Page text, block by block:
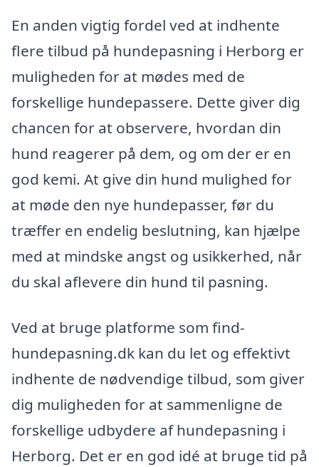
En anden vigtig fordel ved at indhente
flere tilbud på hundepasning i Herborg er
muligheden for at mødes med de
forskellige hundepassere. Dette giver dig
chancen for at observere, hvordan din
hund reagerer på dem, og om der er en
god kemi. At give din hund mulighed for
at møde den nye hundepasser, før du
træffer en endelig beslutning, kan hjælpe
med at mindske angst og usikkerhed, når
du skal aflevere din hund til pasning.
Ved at bruge platforme som find-
hundepasning.dk kan du let og effektivt
indhente de nødvendige tilbud, som giver
dig muligheden for at sammenligne de
forskellige udbydere af hundepasning i
Herborg. Det er en god idé at bruge tid på